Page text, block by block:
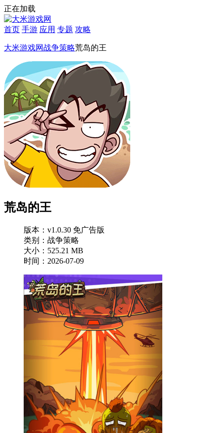
正在加载
首页 手游 应用 专题 攻略
大米游戏网战争策略荒岛的王
荒岛的王
版本：v1.0.30 免广告版
类别：战争策略
大小：525.21 MB
时间：2026-07-09